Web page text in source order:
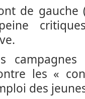
de gauche
les «
des